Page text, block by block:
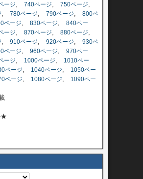
ージ, 740ページ, 750ページ,
, 780ページ, 790ページ, 800ペ
ページ, 830ページ, 840ペー
ージ, 870ページ, 880ページ,
, 910ページ, 920ページ, 930ペ
ページ, 960ページ, 970ペー
ージ, 1000ページ,
1010ペー
ページ, 1040ページ,
1050ペー
ページ, 1080ページ,
1090ペー
★